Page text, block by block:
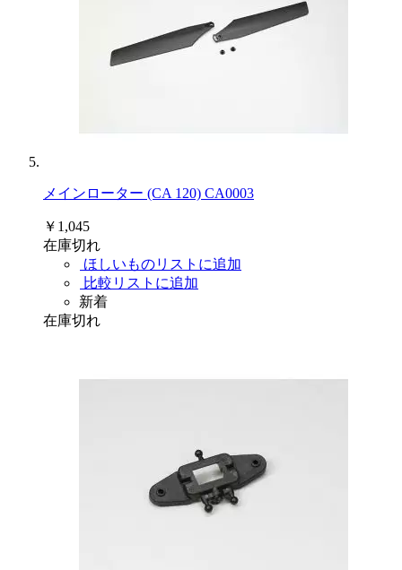
メインローター (CA 120) CA0003
￥1,045
在庫切れ
ほしいものリストに追加
比較リストに追加
新着
在庫切れ